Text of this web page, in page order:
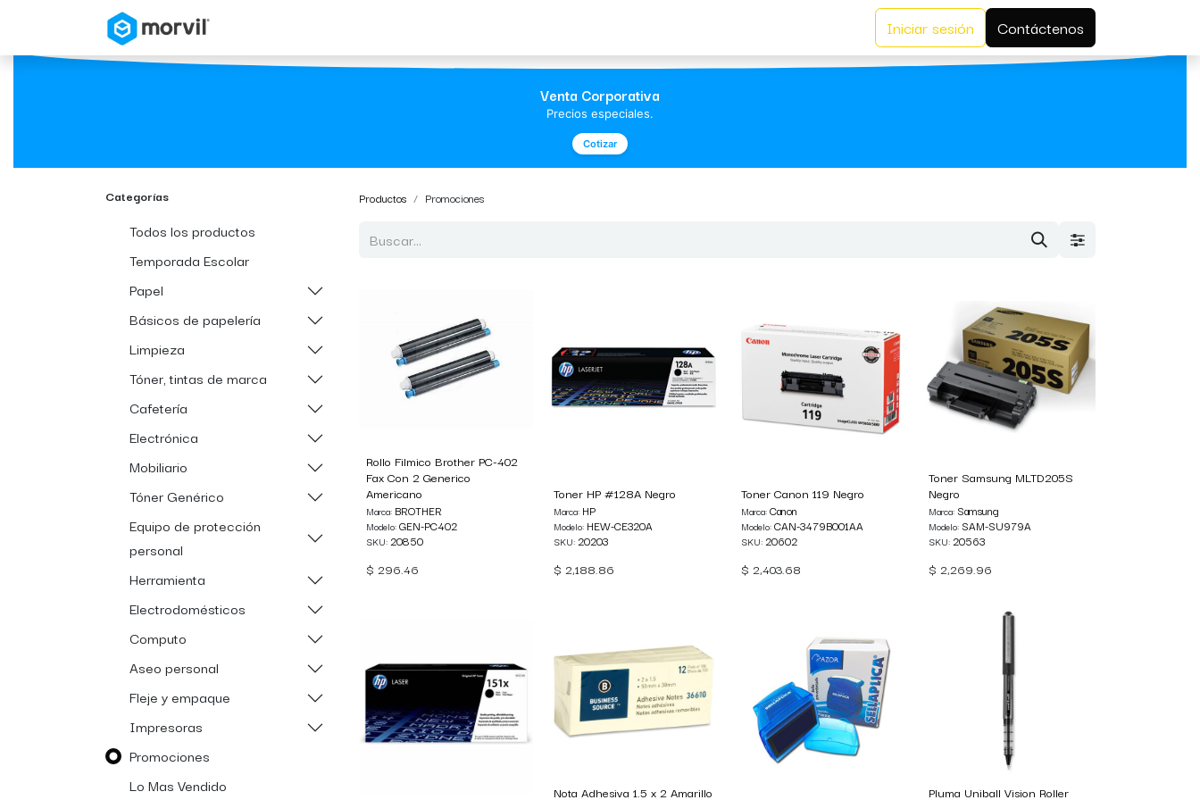
Iniciar sesión Contáctenos
Venta Corporativa
Precios especiales.
Cotizar
Categorías
Todos los productos
Temporada Escolar
Papel
Básicos de papelería
Limpieza
Tóner, tintas de marca
Cafetería
Electrónica
Mobiliario
Tóner Genérico
Equipo de protección
personal
Herramienta
Electrodomésticos
Computo
Aseo personal
Fleje y empaque
Impresoras
Promociones
Lo Mas Vendido
Productos Promociones
Rollo Filmico Brother PC-402
Fax Con 2 Generico
Americano
Marca: BROTHER
Modelo:GEN-PC402
SKU: 20850
$ 296.46
Toner HP #128A Negro
Marca: HP
Modelo: HEW-CE320A
SKU: 20203
$ 2,188.86
Toner Canon 119 Negro
Marca:Canon
Modelo:CAN-3479B001AA
SKU: 20602
$ 2,403.68
Toner Samsung MLTD205S
Negro
Marca:Samsung
Modelo:SAM-SU979A
SKU: 20563
$ 2,269.96
Nota Adhesiva 1.5 x 2 Amarillo
Pluma Uniball Vision Roller